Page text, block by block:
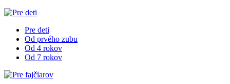
Pre deti
Od prvého zubu
Od 4 rokov
Od 7 rokov